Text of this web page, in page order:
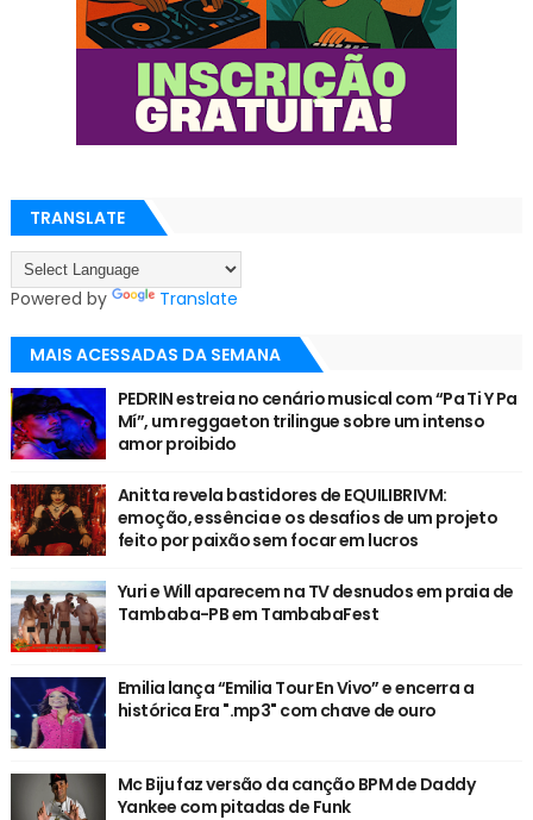
TRANSLATE
Powered by Translate
MAIS ACESSADAS DA SEMANA
PEDRIN estreia no cenário musical com “Pa Ti Y Pa
Mí”, um reggaeton trilingue sobre um intenso
amor proibido
Anitta revela bastidores de EQUILIBRIVM:
emoção, essência e os desafios de um projeto
feito por paixão sem focar em lucros
Yuri e Will aparecem na TV desnudos em praia de
Tambaba-PB em TambabaFest
Emilia lança “Emilia Tour En Vivo” e encerra a
histórica Era ".mp3" com chave de ouro
Mc Biju faz versão da canção BPM de Daddy
Yankee com pitadas de Funk